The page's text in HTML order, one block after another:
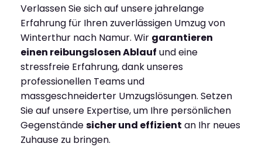
Verlassen Sie sich auf unsere jahrelange
Erfahrung für Ihren zuverlässigen Umzug von
Winterthur nach Namur. Wir garantieren
einen reibungslosen Ablauf und eine
stressfreie Erfahrung, dank unseres
professionellen Teams und
massgeschneiderter Umzugslösungen. Setzen
Sie auf unsere Expertise, um Ihre persönlichen
Gegenständesicher und effizient an Ihr neues
Zuhause zu bringen.